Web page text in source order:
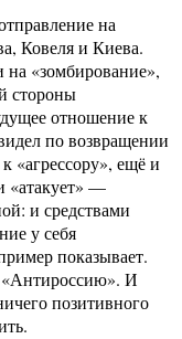
на
Ковеля и Киева.
«зомбирование»,
стороны
отношение к
по возвращении
«агрессору», ещё и
«атакует» —
и средствами
у себя
показывает.
«Антироссию». И
позитивного